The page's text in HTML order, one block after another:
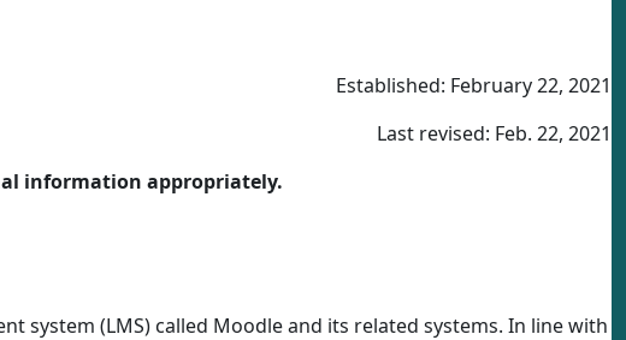
Established: February 22, 2021
Last revised: Feb. 22, 2021
information appropriately.
system (LMS) called Moodle and its related systems. In line with